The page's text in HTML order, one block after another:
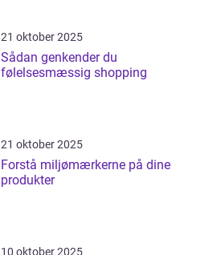
21 oktober 2025
Sådan genkender du
følelsesmæssig shopping
21 oktober 2025
Forstå miljømærkerne på dine
produkter
10 oktober 2025